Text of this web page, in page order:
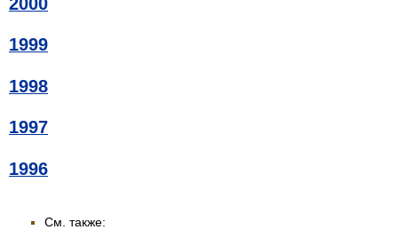
1999
1998
1997
1996
См. также: